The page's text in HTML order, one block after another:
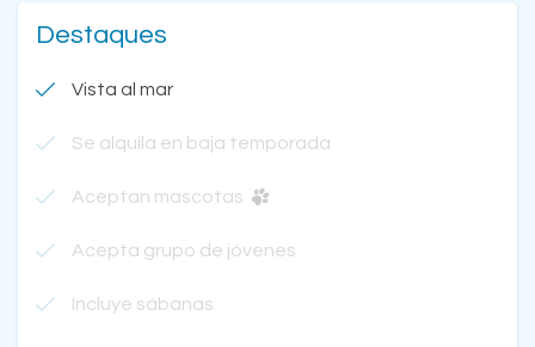
Destaques
Vista al mar
Se alquila en baja temporada
Aceptan mascotas
Acepta grupo de jóvenes
Incluye sábanas